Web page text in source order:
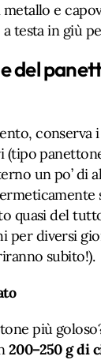
e
testa in giù
del
conserva
(tipo
un po’ di
quasi del
per diversi
subito!).
più
200–250 g di